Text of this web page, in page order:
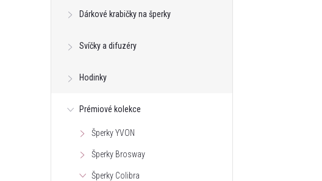
Dárkové krabičky na šperky
Svíčky a difuzéry
Hodinky
Prémiové kolekce
Šperky YVON
Šperky Brosway
Šperky Colibra